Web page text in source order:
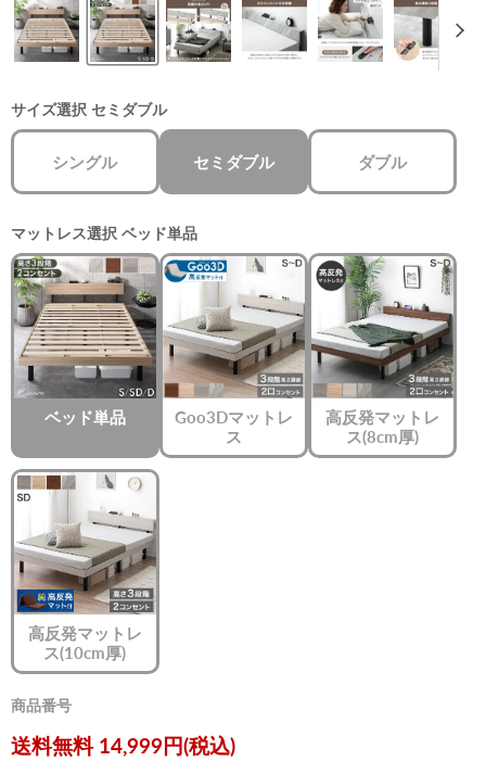
サイズ選択 セミダブル
シングル セミダブル ダブル
マットレス選択 ベッド単品
ベッド単品
Goo3Dマットレ
ス
高反発マットレ
ス(8cm厚)
高反発マットレ
ス(10cm厚)
商品番号
現在の価格
送料無料 14,999円(税込)